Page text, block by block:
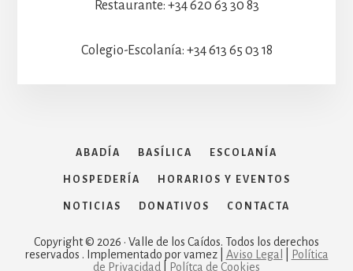
Restaurante: +34 620 63 30 83
Colegio-Escolanía: +34 613 65 03 18
ABADÍA BASÍLICA ESCOLANÍA
HOSPEDERÍA HORARIOS Y EVENTOS
NOTICIAS DONATIVOS CONTACTA
Copyright © 2026 · Valle de los Caídos. Todos los derechos
reservados . Implementado por vamez | Aviso Legal
Política
de Privacidad
Polítca de Cookies